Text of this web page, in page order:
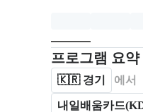
모집개요
프로그램 요약
캠프를 운영하거
🇰🇷 경기 에서
내일배움카드